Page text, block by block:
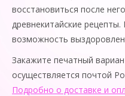
восстановиться после
древнекитайские рецепты.
возможность
Закажите печатный
осуществляется почтой
Подробно о доставке и